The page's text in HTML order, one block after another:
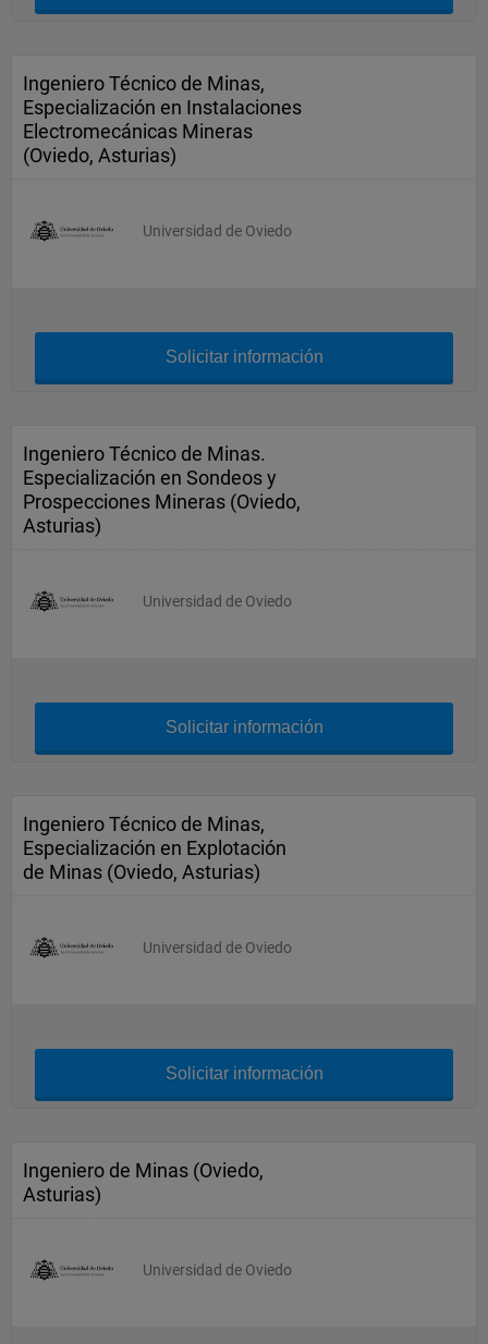
Ingeniero Técnico de Minas,
Especialización en Instalaciones
Electromecánicas Mineras
(Oviedo, Asturias)
Universidad de Oviedo
Solicitar información
Ingeniero Técnico de Minas.
Especialización en Sondeos y
Prospecciones Mineras (Oviedo,
Asturias)
Universidad de Oviedo
Solicitar información
Ingeniero Técnico de Minas,
Especialización en Explotación
de Minas (Oviedo, Asturias)
Universidad de Oviedo
Solicitar información
Ingeniero de Minas (Oviedo,
Asturias)
Universidad de Oviedo